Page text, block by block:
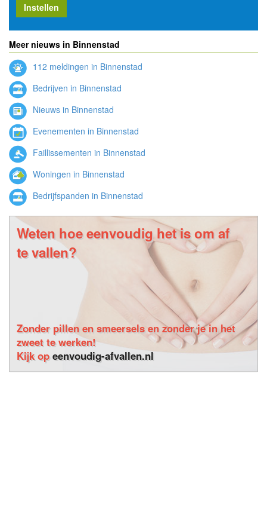
Instellen
Meer nieuws in Binnenstad
112 meldingen in Binnenstad
Bedrijven in Binnenstad
Nieuws in Binnenstad
Evenementen in Binnenstad
Faillissementen in Binnenstad
Woningen in Binnenstad
Bedrijfspanden in Binnenstad
Weten hoe eenvoudig het is om af
te vallen?
Zonder pillen en smeersels en zonder je in het
zweet te werken!
Kijk opeenvoudig-afvallen.nl